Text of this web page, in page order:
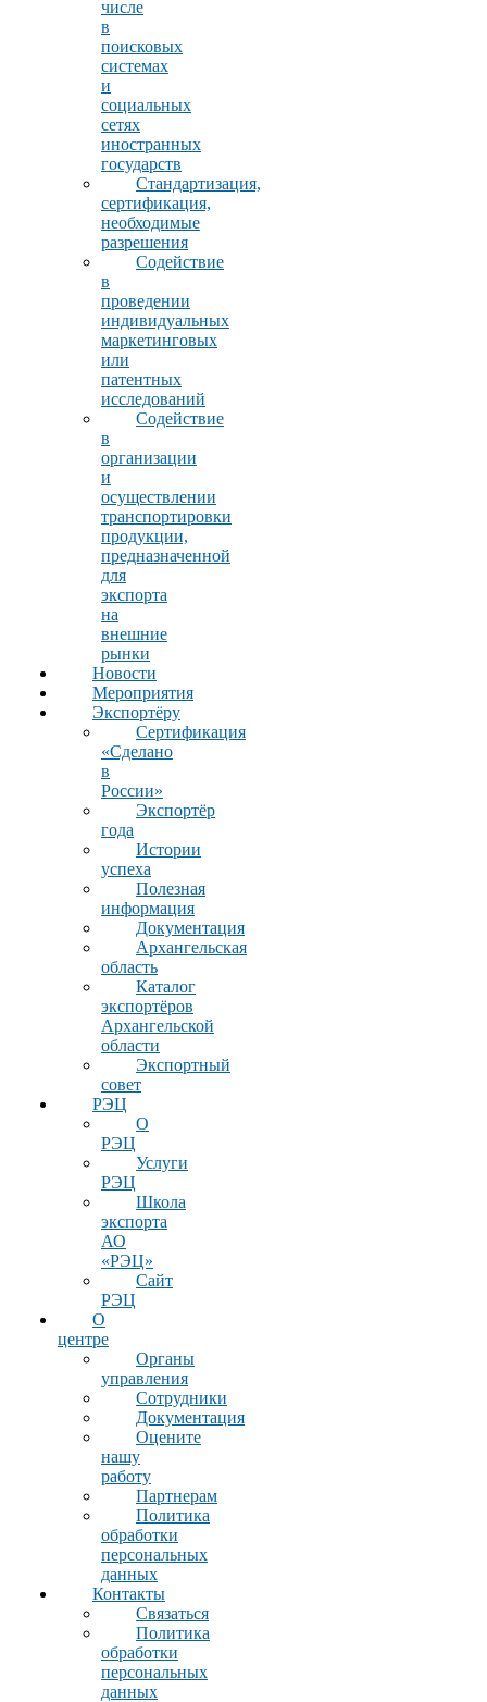
числе
в
поисковых
системах
и
социальных
сетях
иностранных
государств
Стандартизация,
сертификация,
необходимые
разрешения
Содействие
в
проведении
индивидуальных
маркетинговых
или
патентных
исследований
Содействие
в
организации
и
осуществлении
транспортировки
продукции,
предназначенной
для
экспорта
на
внешние
рынки
Новости
Мероприятия
Экспортёру
Сертификация
«Сделано
в
России»
Экспортёр
года
Истории
успеха
Полезная
информация
Документация
Архангельская
область
Каталог
экспортёров
Архангельской
области
Экспортный
совет
РЭЦ
О
РЭЦ
Услуги
РЭЦ
Школа
экспорта
АО
«РЭЦ»
Сайт
РЭЦ
О
центре
Органы
управления
Сотрудники
Документация
Оцените
нашу
работу
Партнерам
Политика
обработки
персональных
данных
Контакты
Связаться
Политика
обработки
персональных
данных